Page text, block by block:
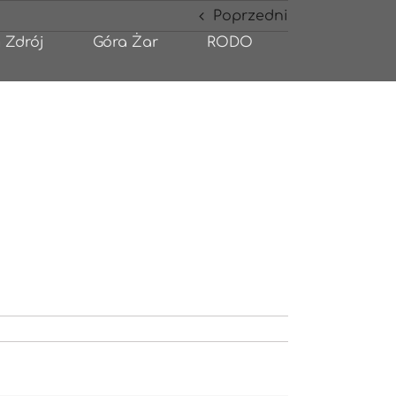
Zdrój Góra Żar RODO
Poprzedni